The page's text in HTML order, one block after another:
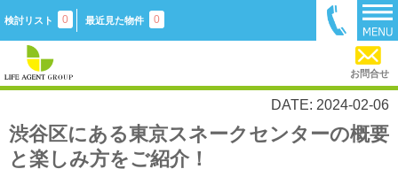
検討リスト 0 最近見た物件 0
お問合せ
DATE: 2024-02-06
渋谷区にある東京スネークセンターの概要
と楽しみ方をご紹介！